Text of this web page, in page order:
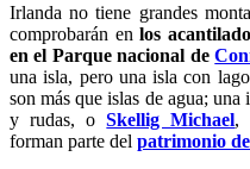
Irlanda no tiene grandes
comprobarán enlos
en el Parque nacional de
una isla, pero una isla con
son más que islas de agua;
y rudas, o Skellig Michael,
forman parte del patrimonio